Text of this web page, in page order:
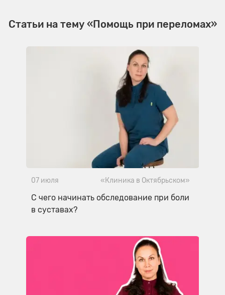
Статьи на тему «Помощь при переломах»
07 июля «Клиника в Октябрьском»
С чего начинать обследование при боли
в суставах?